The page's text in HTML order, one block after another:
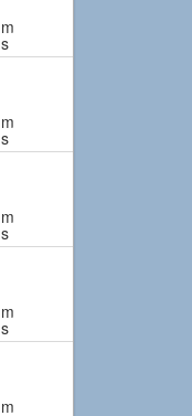
m
s
m
s
m
s
m
s
m